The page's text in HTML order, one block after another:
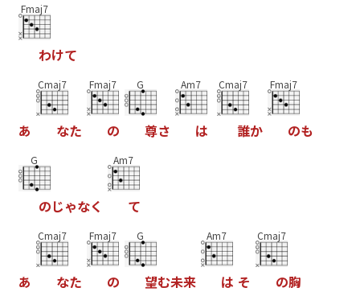
Fmaj7
わけて
あ
Cmaj7
なた
Fmaj7
の
G
尊さ
Am7
は
Cmaj7
誰か
Fmaj7
のも
G
のじゃなく
Am7
て
あ
Cmaj7
なた
Fmaj7
の
G
望む未来
Am7
は そ
Cmaj7
の胸